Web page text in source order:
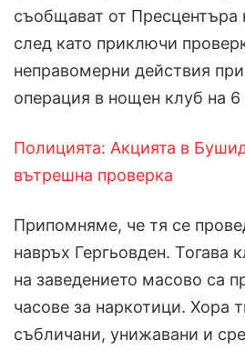
съобщават от Пресцентъра
след като приключи
неправомерни действия
операция в нощен клуб на
Полицията: Акцията в
вътрешна проверка
Припомняме, че тя се
навръх Гергьовден. Тогава
на заведението масово са
часове за наркотици. Хора
събличани, унижавани и